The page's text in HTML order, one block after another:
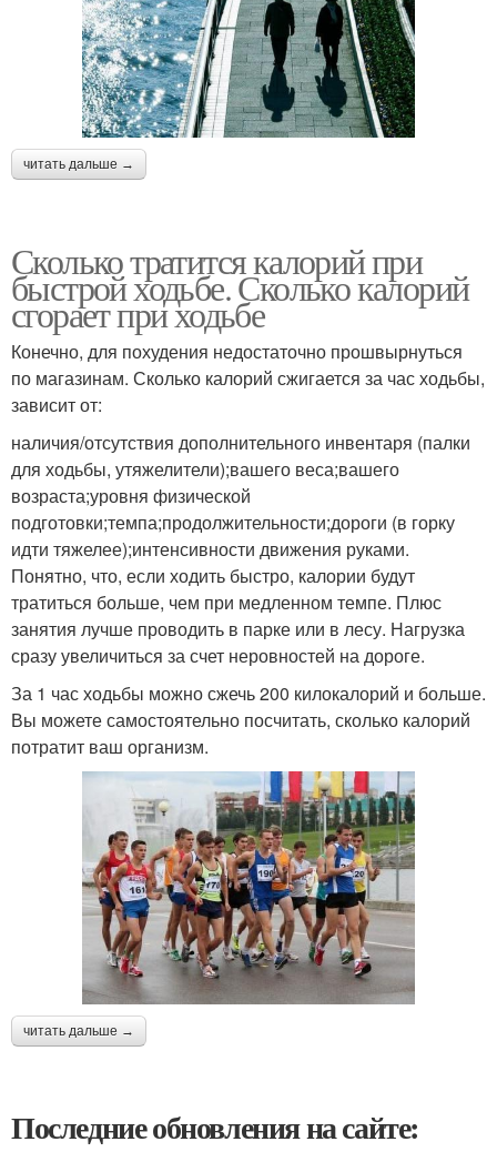
читать дальше →
Сколько тратится калорий при
быстрой ходьбе. Сколько калорий
сгорает при ходьбе
Конечно, для похудения недостаточно прошвырнуться
по магазинам. Сколько калорий сжигается за час ходьбы,
зависит от:
наличия/отсутствия дополнительного инвентаря (палки
для ходьбы, утяжелители);вашего веса;вашего
возраста;уровня физической
подготовки;темпа;продолжительности;дороги (в горку
идти тяжелее);интенсивности движения руками.
Понятно, что, если ходить быстро, калории будут
тратиться больше, чем при медленном темпе. Плюс
занятия лучше проводить в парке или в лесу. Нагрузка
сразу увеличиться за счет неровностей на дороге.
За 1 час ходьбы можно сжечь 200 килокалорий и больше.
Вы можете самостоятельно посчитать, сколько калорий
потратит ваш организм.
читать дальше →
Последние обновления на сайте: